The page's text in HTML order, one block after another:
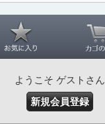
ようこそ ゲストさん
新規会員登録